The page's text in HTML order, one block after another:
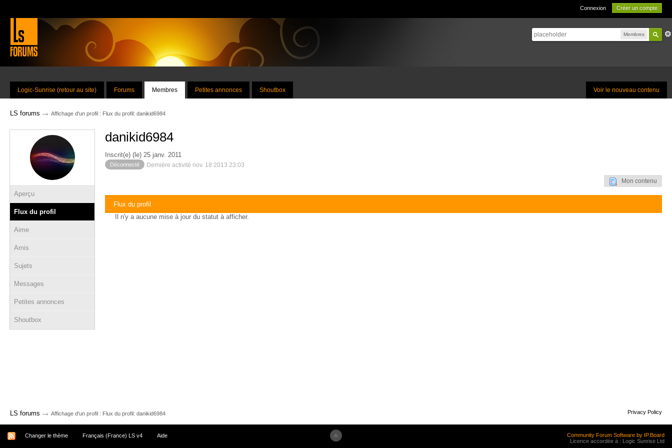
Connexion Créer un compte
Membres
Voir le nouveau contenu
Logic-Sunrise (retour au site) Forums Membres Petites annonces Shoutbox
LS forums → Affichage d'un profil : Flux du profil: danikid6984
Aperçu
Flux du profil
Aime
Amis
Sujets
Messages
Petites annonces
Shoutbox
danikid6984
Inscrit(e) (le) 25 janv. 2011
Déconnecté Dernière activité nov. 18 2013 23:03
Mon contenu
Flux du profil
Il n'y a aucune mise à jour du statut à afficher.
LS forums → Affichage d'un profil : Flux du profil: danikid6984 Privacy Policy
Changer le thème Français (France) LS v4 Aide
Community Forum Software by IP.Board
Licence accordée à : Logic Sunrise Ltd